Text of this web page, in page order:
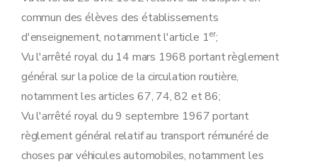
Chapitre 6 Construction.
Art. 27
Art. 27bis
Art. 28
Art. 29
Art. 30
Art. 31
Art. 32
Art. 32bis
Art. 33
Art. 34
Art. 35
commun des élèves des établissements
d'enseignement, notamment l'article 1er;
Vu l'arrêté royal du 14 mars 1968 portant règlement
général sur la police de la circulation routière,
notamment les articles 67, 74, 82 et 86;
Vu l'arrêté royal du 9 septembre 1967 portant
règlement général relatif au transport rémunéré de
choses par véhicules automobiles, notamment les